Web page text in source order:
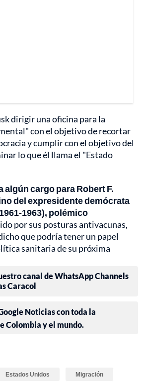
dirigir una oficina para la
con el objetivo de recortar
y cumplir con el objetivo del
lo que él llama el "Estado
algún cargo para Robert F.
del expresidente demócrata
1963), polémico
por sus posturas antivacunas,
que podría tener un papel
sanitaria de su próxima
canal de WhatsApp Channels
Caracol
Noticias con toda la
Colombia y el mundo.
Estados Unidos Migración